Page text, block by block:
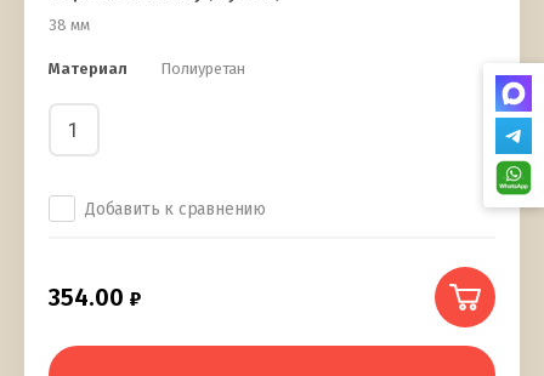
38 мм
Материал Полиуретан
Добавить к сравнению
354.00